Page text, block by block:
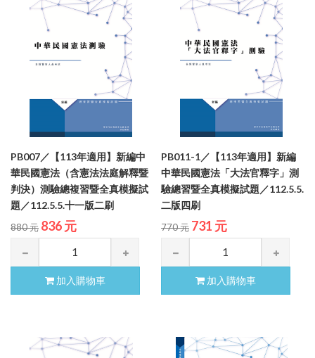
PB007／【113年適用】新編中
華民國憲法（含憲法法庭解釋暨
判決）測驗總複習暨全真模擬試
題／112.5.5.十一版二刷
880 元 836 元
加入購物車
PB011-1／【113年適用】新編
中華民國憲法「大法官釋字」測
驗總習暨全真模擬試題／112.5.5.
二版四刷
770 元 731 元
加入購物車